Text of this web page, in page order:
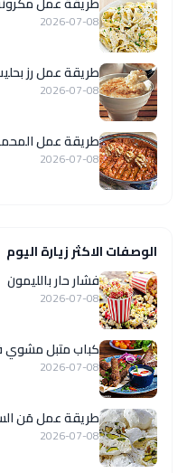
2026-07-08
طريقة عمل رز بحليب
2026-07-08
طريقة عمل
2026-07-08
الوصفات الاكثر زيارة اليوم
فشار حار بالليمون
2026-07-08
كباب متبل مشوي
2026-07-08
طريقة عمل مَن السما
2026-07-08